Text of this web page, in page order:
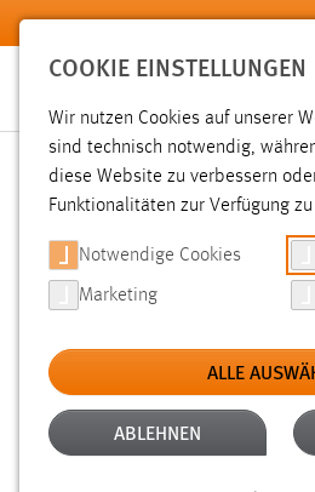
Zum Hauptinhalt springen
SUCHE
Aktive Filter: TYP:
Gesucht nach "Jobs". Es wurden
COOKIE EINSTELLUNGEN
Wir nutzen Cookies auf unserer
sind technisch notwendig,
diese Website zu verbessern
Funktionalitäten zur Verfügung
Notwendige Cookies
Marketing
ALLE
ABLEHNEN